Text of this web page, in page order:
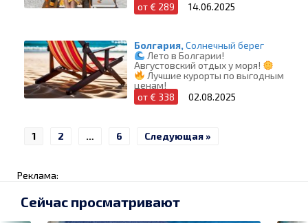
от € 289
14.06.2025
Болгария, Солнечный берег
Лето в Болгарии!
Августовский отдых у моря!
Лучшие курорты по выгодным
ценам!
от € 338
02.08.2025
1 2 … 6 Следующая »
Реклама:
Сейчас просматривают